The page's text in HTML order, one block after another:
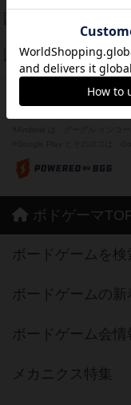
紹介文なし 1
フリップ７：復
紹介文なし 2件
※Apple、Apple のロゴ は、米
ボドゲーマ
ボードゲームを検
ボードゲームの新
ボードゲーム会情
メカニクス特集